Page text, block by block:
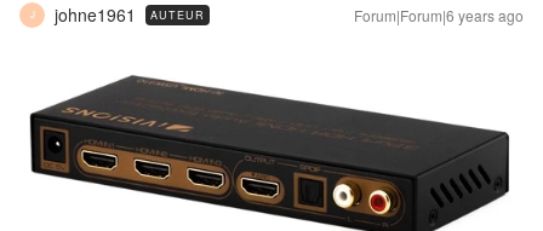
J johne1961 AUTEUR Forum|Forum|6 years ago